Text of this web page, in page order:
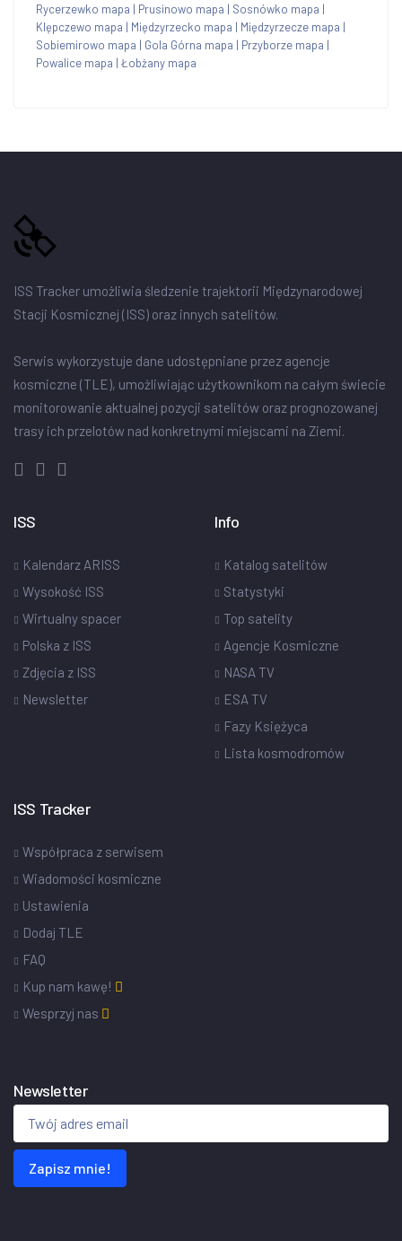
Rycerzewko mapa | Prusinowo mapa | Sosnówko mapa |
Klępczewo mapa | Międzyrzecko mapa | Międzyrzecze mapa |
Sobiemirowo mapa | Gola Górna mapa | Przyborze mapa |
Powalice mapa | Łobżany mapa
ISS Tracker umożliwia śledzenie trajektorii Międzynarodowej
Stacji Kosmicznej (ISS) oraz innych satelitów.
Serwis wykorzystuje dane udostępniane przez agencje
kosmiczne (TLE), umożliwiając użytkownikom na całym świecie
monitorowanie aktualnej pozycji satelitów oraz prognozowanej
trasy ich przelotów nad konkretnymi miejscami na Ziemi.
ISS
Kalendarz ARISS
Wysokość ISS
Wirtualny spacer
Polska z ISS
Zdjęcia z ISS
Newsletter
Info
Katalog satelitów
Statystyki
Top satelity
Agencje Kosmiczne
NASA TV
ESA TV
Fazy Księżyca
Lista kosmodromów
ISS Tracker
Współpraca z serwisem
Wiadomości kosmiczne
Ustawienia
Dodaj TLE
FAQ
Kup nam kawę!
Wesprzyj nas
Newsletter
Zapisz mnie!